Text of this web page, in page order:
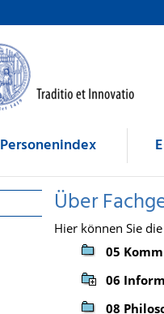
Personenindex
Über
Hier können Sie
05
06
08